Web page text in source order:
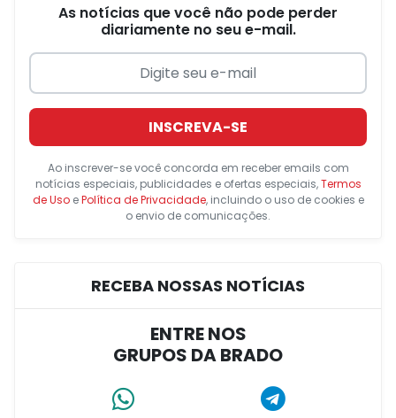
As notícias que você não pode perder
diariamente no seu e-mail.
INSCREVA-SE
Ao inscrever-se você concorda em receber emails com
notícias especiais, publicidades e ofertas especiais,Termos
de UsoePolítica de Privacidade, incluindo o uso de cookies e
o envio de comunicações.
RECEBA NOSSAS NOTÍCIAS
ENTRE NOS
GRUPOS DA BRADO